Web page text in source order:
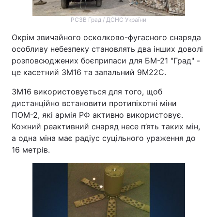
РСЗВ Град / ДСНС України
Окрім звичайного осколково-фугасного снаряда
особливу небезпеку становлять два інших доволі
розповсюджених боєприпаси для БМ-21 "Град" -
це касетний 3М16 та запальний 9М22С.
3М16 використовується для того, щоб
дистанційно встановити протипіхотні міни
ПОМ-2, які армія РФ активно використовує.
Кожний реактивний снаряд несе п’ять таких мін,
а одна міна має радіус суцільного ураження до
16 метрів.